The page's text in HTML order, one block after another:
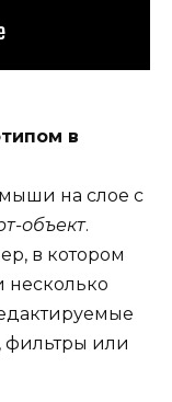
в
на слое с
объект.
в котором
несколько
фильтры или